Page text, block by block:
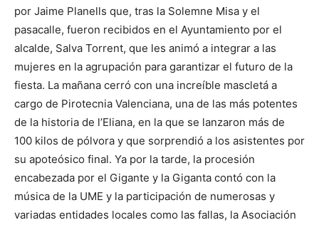
por Jaime Planells que, tras la Solemne Misa y el
pasacalle, fueron recibidos en el Ayuntamiento por el
alcalde, Salva Torrent, que les animó a integrar a las
mujeres en la agrupación para garantizar el futuro de la
fiesta. La mañana cerró con una increíble mascletá a
cargo de Pirotecnia Valenciana, una de las más potentes
de la historia de l’Eliana, en la que se lanzaron más de
100 kilos de pólvora y que sorprendió a los asistentes por
su apoteósico final. Ya por la tarde, la procesión
encabezada por el Gigante y la Giganta contó con la
música de la UME y la participación de numerosas y
variadas entidades locales como las fallas, la Asociación